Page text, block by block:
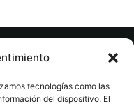
tecnologías como las
del dispositivo. El